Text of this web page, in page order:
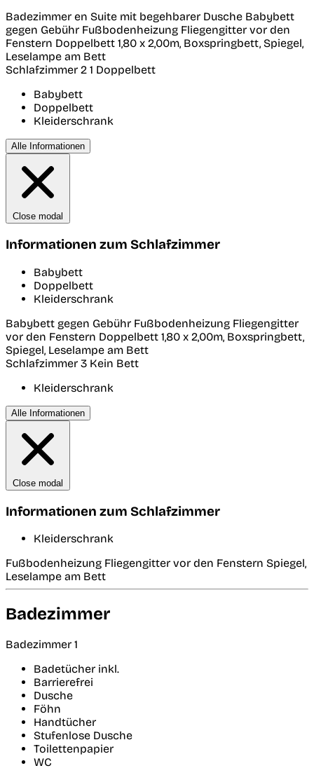
Badezimmer en Suite mit begehbarer Dusche Babybett
gegen Gebühr Fußbodenheizung Fliegengitter vor den
Fenstern Doppelbett 1,80 x 2,00m, Boxspringbett, Spiegel,
Leselampe am Bett
Schlafzimmer 2 1 Doppelbett
Babybett
Doppelbett
Kleiderschrank
Alle Informationen
Close modal
Informationen zum Schlafzimmer
Babybett
Doppelbett
Kleiderschrank
Babybett gegen Gebühr Fußbodenheizung Fliegengitter
vor den Fenstern Doppelbett 1,80 x 2,00m, Boxspringbett,
Spiegel, Leselampe am Bett
Schlafzimmer 3 Kein Bett
Kleiderschrank
Alle Informationen
Close modal
Informationen zum Schlafzimmer
Kleiderschrank
Fußbodenheizung Fliegengitter vor den Fenstern Spiegel,
Leselampe am Bett
Badezimmer
Badezimmer 1
Badetücher inkl.
Barrierefrei
Dusche
Föhn
Handtücher
Stufenlose Dusche
Toilettenpapier
WC